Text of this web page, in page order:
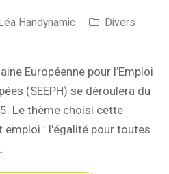
Léa Handynamic
Divers
Européenne pour l’Emploi
(SEEPH) se déroulera du
Le thème choisi cette
emploi : l'égalité pour toutes